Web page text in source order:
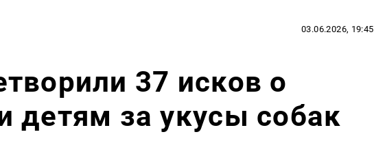
03.06.2026, 19:45
37 исков о
детям за укусы собак